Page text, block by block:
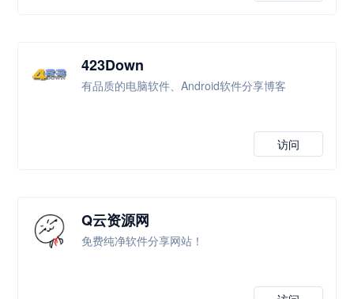
423Down
有品质的电脑软件、Android软件分享博客
访问
Q云资源网
免费纯净软件分享网站！